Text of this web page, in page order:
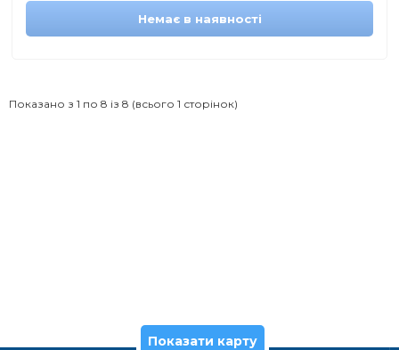
Немає в наявності
Показано з 1 по 8 із 8 (всього 1 сторінок)
Показати карту